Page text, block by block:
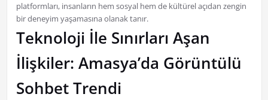
platformları, insanların hem sosyal hem de kültürel açıdan zengin
bir deneyim yaşamasına olanak tanır.
Teknoloji İle Sınırları Aşan
İlişkiler: Amasya’da Görüntülü
Sohbet Trendi